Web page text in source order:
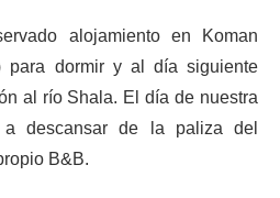
alojamiento en Koman
para dormir y al día siguiente
al río Shala. El día de nuestra
a descansar de la paliza del
B&B.